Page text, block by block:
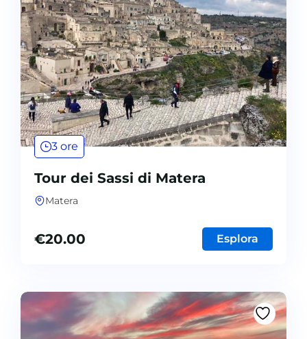
3 ore
Tour dei Sassi di Matera
Matera
€20.00 Esplora